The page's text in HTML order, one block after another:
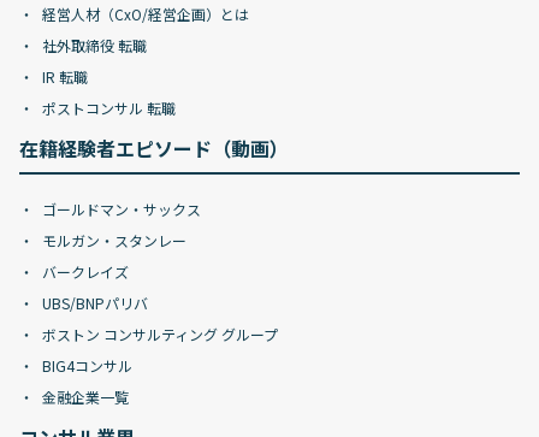
経営人材（CxO/経営企画）とは
社外取締役 転職
IR 転職
ポストコンサル 転職
在籍経験者エピソード（動画）
ゴールドマン・サックス
モルガン・スタンレー
バークレイズ
UBS/BNPパリバ
ボストン コンサルティング グループ
BIG4コンサル
金融企業一覧